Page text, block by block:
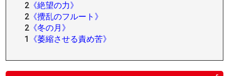
2 《絶望の力》
2 《攪乱のフルート》
2 《冬の月》
1
《萎縮させる責め苦》